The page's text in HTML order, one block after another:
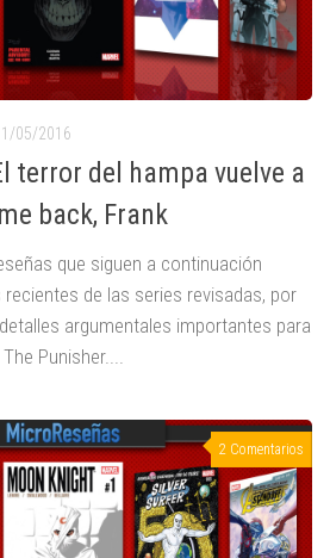
05/2016
terror del hampa vuelve a
back, Frank
que siguen a continuación
de las series revisadas, por
argumentales importantes para
Punisher....
2 Comentarios